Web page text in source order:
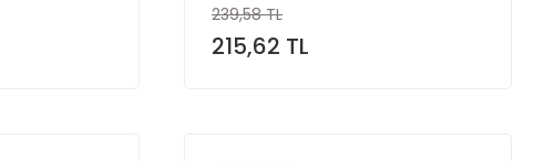
239,58 TL
215,62 TL